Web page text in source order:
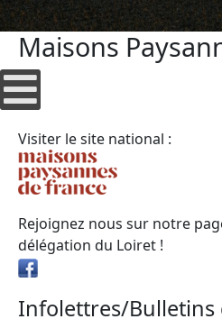
Maisons
Visiter le site national :
Rejoignez nous sur notre
délégation du Loiret !
Infolettres/Bulletins